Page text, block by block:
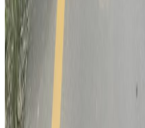
भौतिक पूर्वाधारमन्त्री
गरे नागढुंगा-काठमाडौं
अनुमतिबिनै सञ्चालन
केन्द्रमा सरकारको तालाबन्दी